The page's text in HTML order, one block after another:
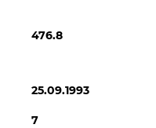
476.8
25.09.1993
7